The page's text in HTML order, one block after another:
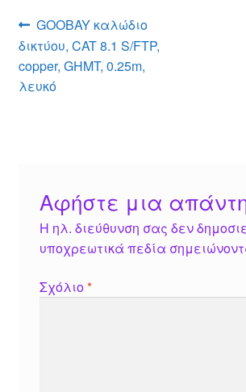
g
er
p
p
e
Πλοήγηση
άρθρων
Προηγούμενο
άρθρο:
GOOBAY καλώδιο
δικτύου, CAT 8.1 S/FTP,
copper, GHMT, 0.25m,
λευκό
Αφήστε μια
Η ηλ. διεύθυνση σας δεν
υποχρεωτικά πεδία
Σχόλιο*